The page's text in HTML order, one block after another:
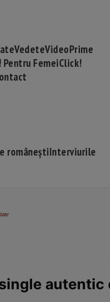
VedeteVideoPrime
Pentru FemeiClick!
româneștiInterviurile
autentic